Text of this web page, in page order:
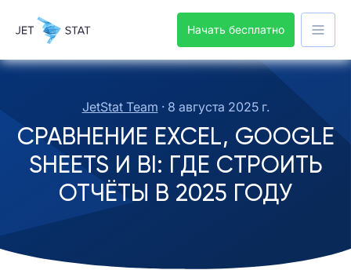
Начать бесплатно
JetStat Team · 8 августа 2025 г.
СРАВНЕНИЕ EXCEL, GOOGLE
SHEETS И BI: ГДЕ СТРОИТЬ
ОТЧЁТЫ В 2025 ГОДУ